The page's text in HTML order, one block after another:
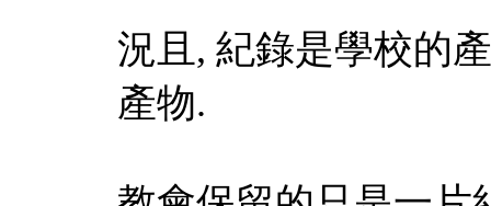
況且, 紀錄是學校的
產物.